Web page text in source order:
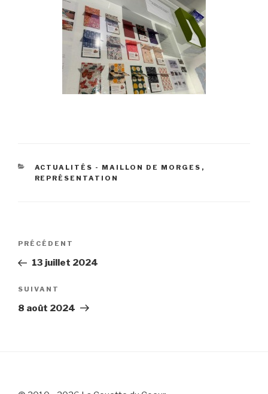
CATÉGORIES
ACTUALITÉS - MAILLON DE MORGES ,
REPRÉSENTATION
Navigation
l’article
Article
précédent
PRÉCÉDENT
13 juillet 2024
Article
suivant
SUIVANT
8 août 2024